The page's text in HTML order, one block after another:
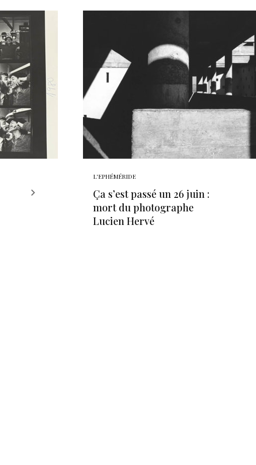
L'EPHÉMÉRIDE
Ça s’est passé un 26 juin :
mort du photographe
Lucien Hervé